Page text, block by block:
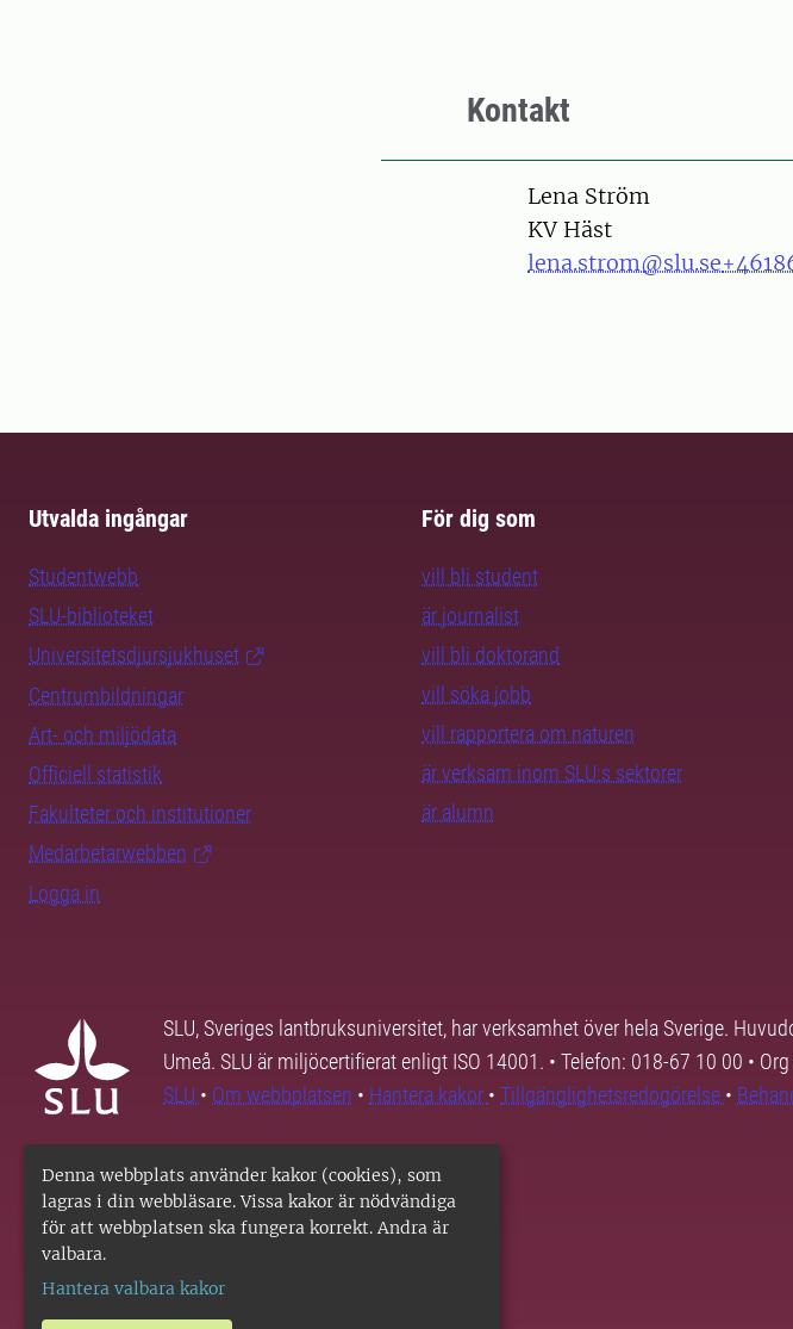
Denna webbplats använder kakor (cookies), som
lagras i din webbläsare. Vissa kakor är nödvändiga
för att webbplatsen ska fungera korrekt. Andra är
valbara.
Hantera valbara kakor
Kontakt
PersonLena Ström
KV Häst
lena.strom@slu.se
Utvalda ingångar
Studentwebb
SLU-biblioteket
Universitetsdjursjukhuset
Centrumbildningar
Art- och miljödata
Officiell statistik
Fakulteter och institutioner
Medarbetarwebben
Logga in
För dig som
vill bli student
är journalist
vill bli doktorand
vill söka jobb
vill rapportera om naturen
är verksam inom SLU:s sektorer
är alumn
SLU, Sveriges lantbruksuniversitet, har verksamhet över hela Sverige.
Umeå. SLU är miljöcertifierat enligt ISO 14001. • Telefon: 018-67 10 00 •
SLU • Om webbplatsen • Hantera kakor • Tillgänglighetsredogörelse •